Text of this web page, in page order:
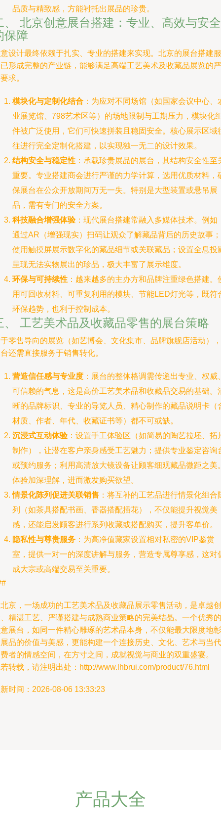
品质与精致感，方能衬托出展品的珍贵。
、 北京创意展台搭建：专业、高效与安全
保障
设计最终依赖于扎实、专业的搭建来实现。北京的展台搭建服
形成完整的产业链，能够满足高端工艺美术及收藏品展览的严
求。
模块化与定制化结合 ：为应对不同场馆（如国家会议中心、
业展览馆、798艺术区等）的场地限制与工期压力，模块化
件被广泛使用，它们可快速拼装且稳固安全。核心展示区域
往进行完全定制化搭建，以实现独一无二的设计效果。
结构安全与稳定性 ：承载珍贵展品的展台，其结构安全性至
重要。专业搭建商会进行严谨的力学计算，选用优质材料，
保展台在公众开放期间万无一失。特别是大型装置或悬吊展
品，需有专门的安全方案。
科技融合增强体验：现代展台搭建常融入多媒体技术。例如
通过AR（增强现实）扫码让观众了解藏品背后的历史故事；
使用触摸屏展示数字化的藏品细节或关联藏品；设置全息投
呈现无法实物展出的珍品，极大丰富了展示维度。
环保与可持续性 ：越来越多的主办方和品牌注重绿色搭建。
用可回收材料、可重复利用的模块、节能LED灯光等，既符
环保趋势，也利于控制成本。
、 工艺美术品及收藏品零售的展台策略
零售导向的展览（如艺博会、文化集市、品牌旗舰店活动），
还需直接服务于销售转化。
营造信任感与专业度 ：展台的整体格调需传递出专业、权威
可信赖的气息，这是高价工艺美术品和收藏品交易的基础。
晰的品牌标识、专业的导览人员、精心制作的藏品说明卡（
材质、作者、年代、收藏证书等）都不可或缺。
沉浸式互动体验：设置手工体验区（如简易的陶艺拉坯、拓
制作），让潜在客户亲身感受工艺魅力；提供专业鉴定咨询
或预约服务；利用高清放大镜设备让顾客细观藏品微距之美
体验加深理解，进而激发购买欲望。
情景化陈列促进关联销售 ：将互补的工艺品进行情景化组合
列（如茶具搭配书画、香器搭配插花），不仅能提升视觉美
感，还能启发顾客进行系列收藏或搭配购买，提升客单价。
隐私性与尊贵服务 ：为高净值藏家设置相对私密的VIP鉴赏
室，提供一对一的深度讲解与服务，营造专属尊享感，这对
成大宗或高端交易至关重要。
京，一场成功的工艺美术品及收藏品展示零售活动，是卓越创
精湛工艺、严谨搭建与成熟商业策略的完美结晶。一个优秀的
展台，如同一件精心雕琢的艺术品本身，不仅能最大限度地彰
品的价值与美感，更能构建一个连接历史、文化、艺术与当代
者的情感空间，在方寸之间，成就视觉与商业的双重盛宴。
转载，请注明出处：http://www.lhbrui.com/product/76.html
时间：2026-08-06 13:33:23
产品大全